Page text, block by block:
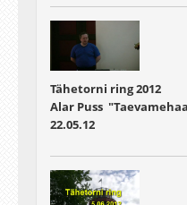
Tähetorni ring 2012
Alar Puss
22.05.12